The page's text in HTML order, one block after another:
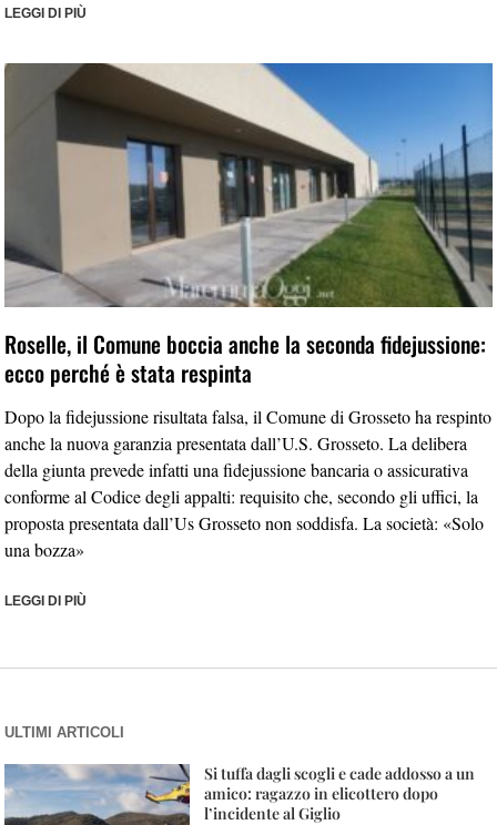
LEGGI DI PIÙ
Roselle, il Comune boccia anche la seconda fidejussione:
ecco perché è stata respinta
Dopo la fidejussione risultata falsa, il Comune di Grosseto ha respinto
anche la nuova garanzia presentata dall’U.S. Grosseto. La delibera
della giunta prevede infatti una fidejussione bancaria o assicurativa
conforme al Codice degli appalti: requisito che, secondo gli uffici, la
proposta presentata dall’Us Grosseto non soddisfa. La società: «Solo
una bozza»
LEGGI DI PIÙ
ULTIMI ARTICOLI
Si tuffa dagli scogli e cade addosso a un
amico: ragazzo in elicottero dopo
l’incidente al Giglio